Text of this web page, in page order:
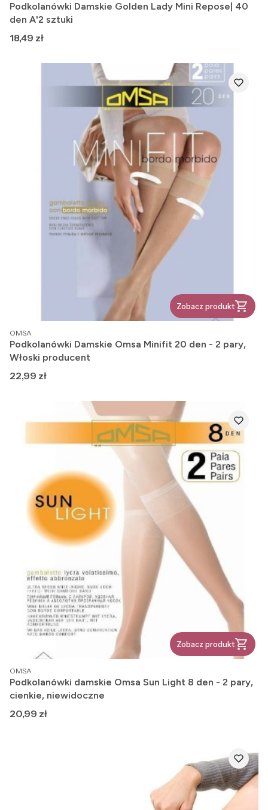
Podkolanówki Damskie Golden Lady Mini Repose| 40
den A'2 sztuki
Cena
18,49 zł
Zobacz produkt
PRODUCENT
OMSA
Podkolanówki Damskie Omsa Minifit 20 den - 2 pary,
Włoski producent
Cena
22,99 zł
Zobacz produkt
PRODUCENT
OMSA
Podkolanówki damskie Omsa Sun Light 8 den - 2 pary,
cienkie, niewidoczne
Cena
20,99 zł